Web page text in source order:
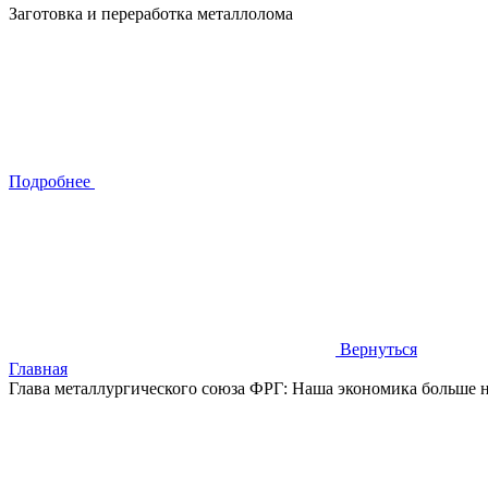
Заготовка и переработка металлолома
Подробнее
Вернуться
Главная
Глава металлургического союза ФРГ: Наша экономика больше